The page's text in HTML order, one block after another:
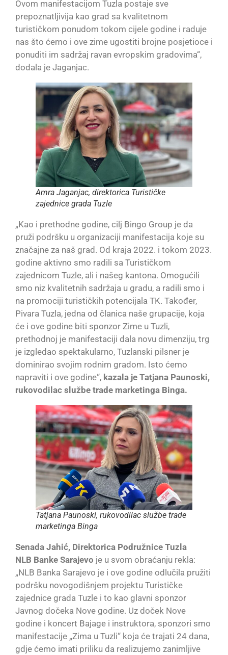
Ovom manifestacijom Tuzla postaje sve
prepoznatljivija kao grad sa kvalitetnom
turističkom ponudom tokom cijele godine i raduje
nas što ćemo i ove zime ugostiti brojne posjetioce i
ponuditi im sadržaj ravan evropskim gradovima“,
dodala je Jaganjac.
Amra Jaganjac, direktorica Turističke
zajednice grada Tuzle
„Kao i prethodne godine, cilj Bingo Group je da
pruži podršku u organizaciji manifestacija koje su
značajne za naš grad. Od kraja 2022. i tokom 2023.
godine aktivno smo radili sa Turističkom
zajednicom Tuzle, ali i našeg kantona. Omogućili
smo niz kvalitetnih sadržaja u gradu, a radili smo i
na promociji turističkih potencijala TK. Također,
Pivara Tuzla, jedna od članica naše grupacije, koja
će i ove godine biti sponzor Zime u Tuzli,
prethodnoj je manifestaciji dala novu dimenziju, trg
je izgledao spektakularno, Tuzlanski pilsner je
dominirao svojim rodnim gradom. Isto ćemo
napraviti i ove godine“, kazala je Tatjana Paunoski,
rukovodilac službe trade marketinga Binga.
Tatjana Paunoski, rukovodilac službe trade
marketinga Binga
Senada Jahić, Direktorica Podružnice Tuzla
NLB Banke Sarajevo je u svom obraćanju rekla:
„NLB Banka Sarajevo je i ove godine odlučila pružiti
podršku novogodišnjem projektu Turističke
zajednice grada Tuzle i to kao glavni sponzor
Javnog dočeka Nove godine. Uz doček Nove
godine i koncert Bajage i instruktora, sponzori smo
manifestacije „Zima u Tuzli“ koja će trajati 24 dana,
gdje ćemo imati priliku da realizujemo zanimljive